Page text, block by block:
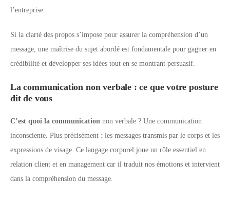
l’entreprise.
Si la clarté des propos s’impose pour assurer la compréhension d’un
message, une maîtrise du sujet abordé est fondamentale pour gagner en
crédibilité et développer ses idées tout en se montrant persuasif.
La communication non verbale : ce que votre posture
dit de vous
C’est quoi la communication non verbale ? Une communication
inconsciente. Plus précisément : les messages transmis par le corps et les
expressions de visage. Ce langage corporel joue un rôle essentiel en
relation client et en management car il traduit nos émotions et intervient
dans la compréhension du message.